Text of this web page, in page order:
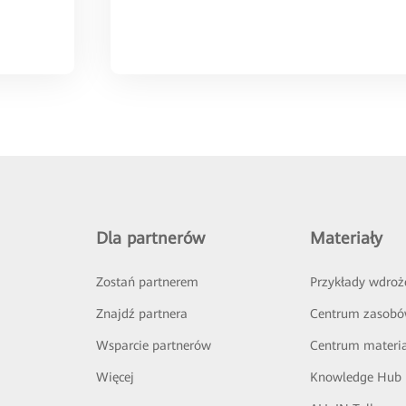
Dla partnerów
Zostań partnerem
Znajdź partnera
Wsparcie partnerów
Więcej
Materiały
Przykłady
Centrum
Centrum
Knowledge Hub